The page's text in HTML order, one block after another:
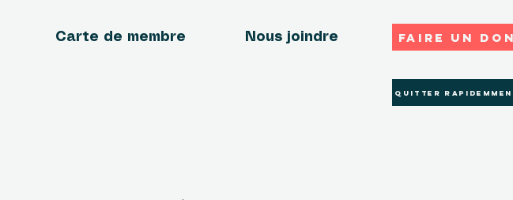
Carte de membre Nous joindre Faire un
Quitter